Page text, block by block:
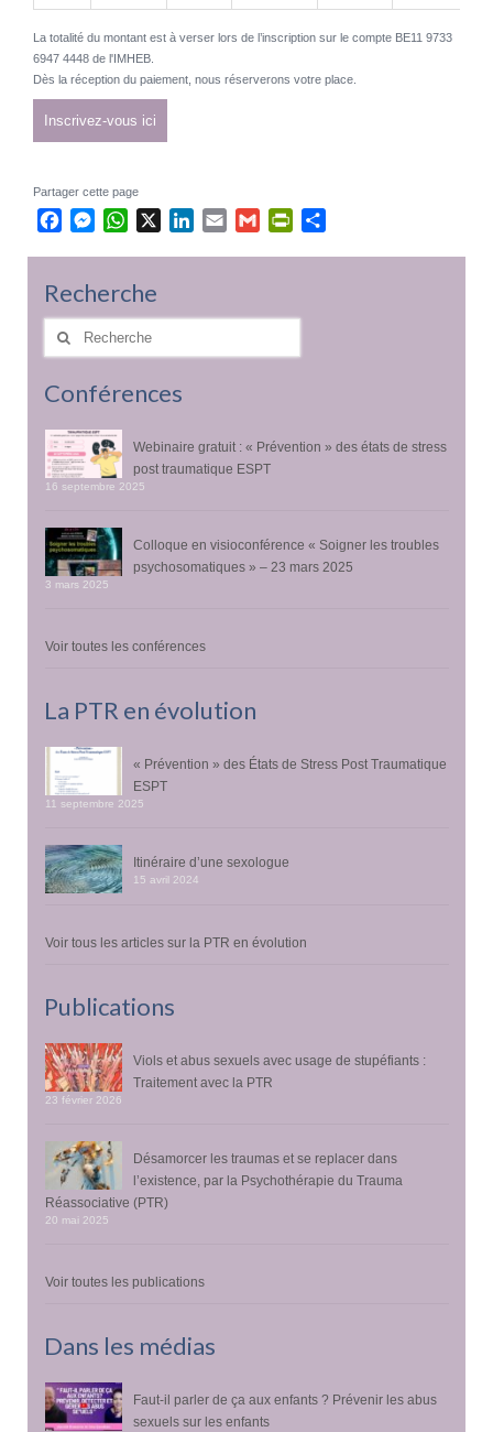
La totalité du montant est à verser lors de l’inscription sur le compte BE11 9733
6947 4448 de l'IMHEB.
Dès la réception du paiement, nous réserverons votre place.
Inscrivez-vous ici
Partager cette page
FacebookMessenger
WhatsAppLinkedIn
Email Gmail PrintFriendly
Recherche
Rechercher
Conférences
Webinaire gratuit : « Prévention » des états de stress
post traumatique ESPT
16 septembre 2025
Colloque en visioconférence « Soigner les troubles
psychosomatiques » – 23 mars 2025
3 mars 2025
Voir toutes les conférences
La PTR en évolution
« Prévention » des États de Stress Post Traumatique
ESPT
11 septembre 2025
Itinéraire d’une sexologue
15 avril 2024
Voir tous les articles sur la PTR en évolution
Publications
Viols et abus sexuels avec usage de stupéfiants :
Traitement avec la PTR
23 février 2026
Désamorcer les traumas et se replacer dans
l’existence, par la Psychothérapie du Trauma
Réassociative (PTR)
20 mai 2025
Voir toutes les publications
Dans les médias
Faut-il parler de ça aux enfants ? Prévenir les abus
sexuels sur les enfants